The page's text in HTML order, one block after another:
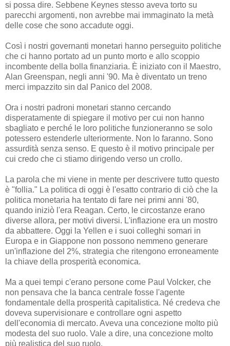
si possa dire. Sebbene Keynes stesso aveva torto su
parecchi argomenti, non avrebbe mai immaginato la metà
delle cose che sono accadute oggi.
Così i nostri governanti monetari hanno perseguito politiche
che ci hanno portato ad un punto morto e allo scoppio
incombente della bolla finanziaria. È iniziato con il Maestro,
Alan Greenspan, negli anni '90. Ma è diventato un treno
merci impazzito sin dal Panico del 2008.
Ora i nostri padroni monetari stanno cercando
disperatamente di spiegare il motivo per cui non hanno
sbagliato e perché le loro politiche funzioneranno se solo
potessero estenderle ulteriormente. Non lo faranno. Sono
assurdità senza senso. E questo è il motivo principale per
cui credo che ci stiamo dirigendo verso un crollo.
La parola che mi viene in mente per descrivere tutto questo
è "follia." La politica di oggi è l'esatto contrario di ciò che la
politica monetaria ha tentato di fare nei primi anni '80,
quando iniziò l'era Reagan. Certo, le circostanze erano
diverse allora, per motivi diversi. L'inflazione era un mostro
da abbattere. Oggi la Yellen e i suoi colleghi somari in
Europa e in Giappone non possono nemmeno generare
un'inflazione del 2%, strategia che ritengono erroneamente
la chiave della prosperità economica.
Ma a quei tempi c'erano persone come Paul Volcker, che
non pensava che la banca centrale fosse l'agente
fondamentale della prosperità capitalistica. Né credeva che
doveva supervisionare e controllare ogni aspetto
dell'economia di mercato. Aveva una concezione molto più
modesta del suo ruolo. Vale a dire, una concezione molto
più realistica del suo ruolo.